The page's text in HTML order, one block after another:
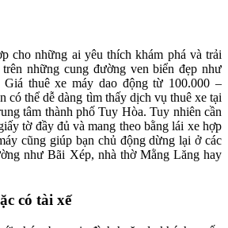
cho những ai yêu thích khám phá và trải
những cung đường ven biển đẹp như
Giá thuê xe máy dao động từ 100.000 –
có thể dễ dàng tìm thấy dịch vụ thuê xe tại
tâm thành phố Tuy Hòa. Tuy nhiên cần
tờ đầy đủ và mang theo bằng lái xe hợp
cũng giúp bạn chủ động dừng lại ở các
như Bãi Xép, nhà thờ Mằng Lăng hay
có tài xế